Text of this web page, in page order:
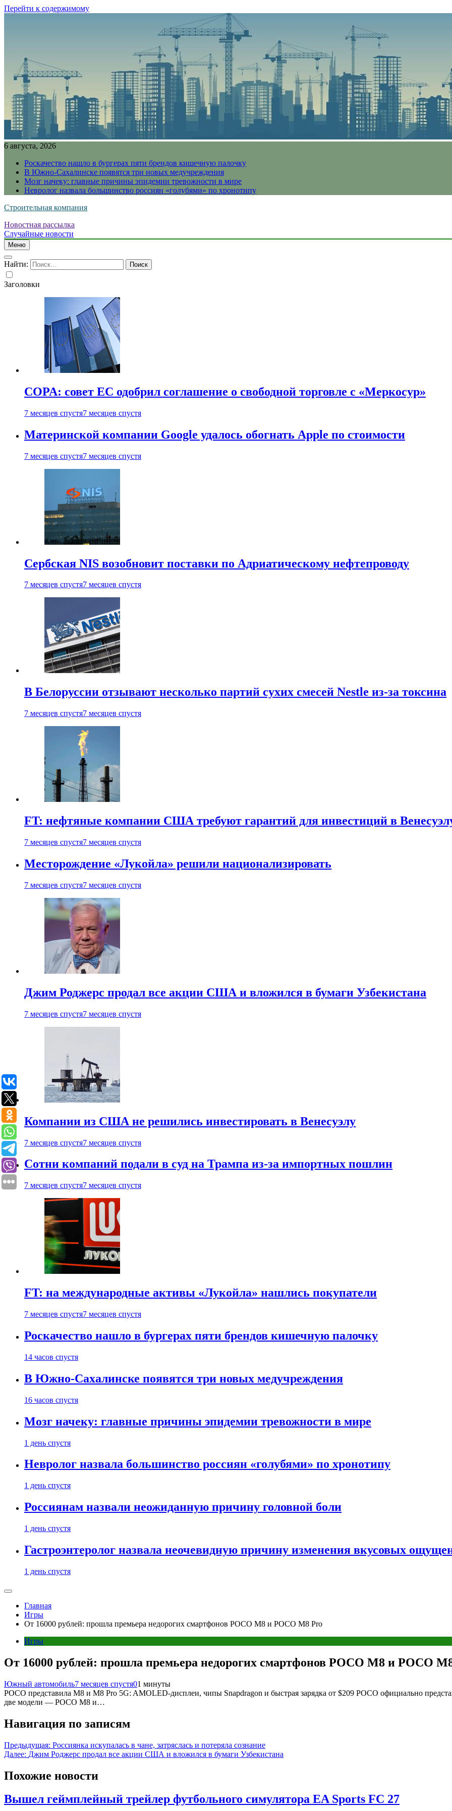
Перейти к содержимому
6 августа, 2026
Роскачество нашло в бургерах пяти брендов кишечную палочку
В Южно-Сахалинске появятся три новых медучреждения
Мозг начеку: главные причины эпидемии тревожности в мире
Невролог назвала большинство россиян «голубями» по хронотипу
Строительная компания
Новостная рассылка
Случайные новости
Меню
Найти:
Заголовки
COPA: совет ЕС одобрил соглашение о свободной торговле с «Меркосур»
7 месяцев спустя7 месяцев спустя
Материнской компании Google удалось обогнать Apple по стоимости
7 месяцев спустя7 месяцев спустя
Сербская NIS возобновит поставки по Адриатическому нефтепроводу
7 месяцев спустя7 месяцев спустя
В Белоруссии отзывают несколько партий сухих смесей Nestle из-за токсина
7 месяцев спустя7 месяцев спустя
FT: нефтяные компании США требуют гарантий для инвестиций в
7 месяцев спустя7 месяцев спустя
Месторождение «Лукойла» решили национализировать
7 месяцев спустя7 месяцев спустя
Джим Роджерс продал все акции США и вложился в бумаги Узбекистана
7 месяцев спустя7 месяцев спустя
Компании из США не решились инвестировать в Венесуэлу
7 месяцев спустя7 месяцев спустя
Сотни компаний подали в суд на Трампа из-за импортных пошлин
7 месяцев спустя7 месяцев спустя
FT: на международные активы «Лукойла» нашлись покупатели
7 месяцев спустя7 месяцев спустя
Роскачество нашло в бургерах пяти брендов кишечную палочку
14 часов спустя
В Южно-Сахалинске появятся три новых медучреждения
16 часов спустя
Мозг начеку: главные причины эпидемии тревожности в мире
1 день спустя
Невролог назвала большинство россиян «голубями» по хронотипу
1 день спустя
Россиянам назвали неожиданную причину головной боли
1 день спустя
Гастроэнтеролог назвала неочевидную причину изменения вкусовых
1 день спустя
Главная
Игры
От 16000 рублей: прошла премьера недорогих смартфонов POCO M8 и POCO M8 Pro
Игры
От 16000 рублей: прошла премьера недорогих смартфонов POCO M8 и POCO
Южный автомобиль7 месяцев спустя01 минуты
POCO представила M8 и M8 Pro 5G: AMOLED-дисплеи, чипы Snapdragon и быстрая зарядка от $209 POCO официально
две модели — POCO M8 и…
Навигация по записям
Предыдущая: Россиянка искупалась в чане, затряслась и потеряла сознание
Далее: Джим Роджерс продал все акции США и вложился в бумаги Узбекистана
Похожие новости
Вышел геймплейный трейлер футбольного симулятора EA Sports FC 27